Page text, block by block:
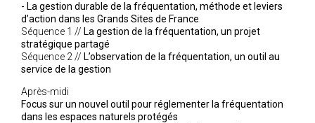
- La gestion durable de la fréquentation, méthode et leviers
d’action dans les Grands Sites de France
Séquence 1 // La gestion de la fréquentation, un projet
stratégique partagé
Séquence 2 // L’observation de la fréquentation, un outil au
service de la gestion
Après-midi
Focus sur un nouvel outil pour réglementer la fréquentation
dans les espaces naturels protégés